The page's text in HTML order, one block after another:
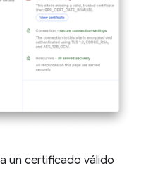
un certificado válido